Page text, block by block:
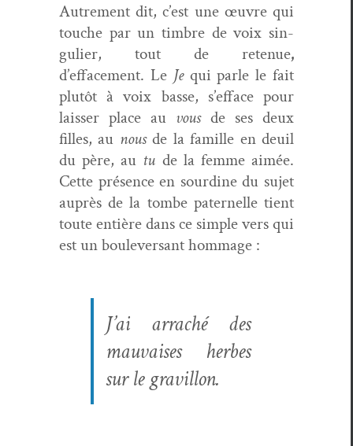
Autrement dit, c’est une œuvre qui
touche par un tim­bre de voix sin­
guli­er, tout de retenue,
d’effacement. Le Jequi par­le le fait
plutôt à voix basse, s’efface pour
laiss­er place au vousde ses deux
filles, au nousde la famille en deuil
du père, au tu de la femme aimée.
Cette présence en sour­dine du sujet
auprès de la tombe pater­nelle tient
toute entière dans ce sim­ple vers qui
est un boulever­sant hommage :
J’ai arraché des
mau­vais­es herbes
sur le gravillon.